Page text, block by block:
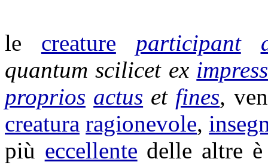
le creature participant
quantum scilicet ex
proprios actus et fines,
creatura ragionevole,
più eccellente delle altre